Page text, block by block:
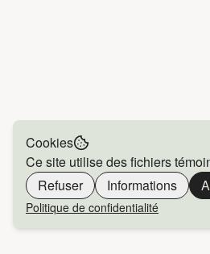
Cookies
Ce site utilise des fichiers
Refuser
Informations
Politique de confidentialité